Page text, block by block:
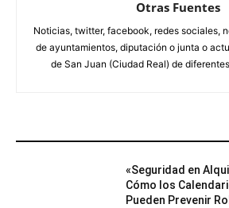
Otras Fuentes
Noticias, twitter, facebook, redes sociales,
de ayuntamientos, diputación o junta o
de San Juan (Ciudad Real) de
«Seguridad en
Cómo los
Pueden Prevenir